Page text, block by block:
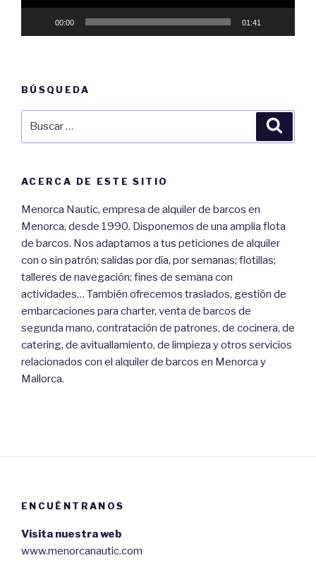
00:00 01:41
BÚSQUEDA
ACERCA DE ESTE SITIO
Menorca Nautic, empresa de alquiler de barcos en
Menorca, desde 1990. Disponemos de una amplia flota
de barcos. Nos adaptamos a tus peticiones de alquiler
con o sin patrón; salidas por día, por semanas; flotillas;
talleres de navegación; fines de semana con
actividades… También ofrecemos traslados, gestión de
embarcaciones para charter, venta de barcos de
segunda mano, contratación de patrones, de cocinera, de
catering, de avituallamiento, de limpieza y otros servicios
relacionados con el alquiler de barcos en Menorca y
Mallorca.
ENCUÉNTRANOS
Visita nuestra web
www.menorcanautic.com